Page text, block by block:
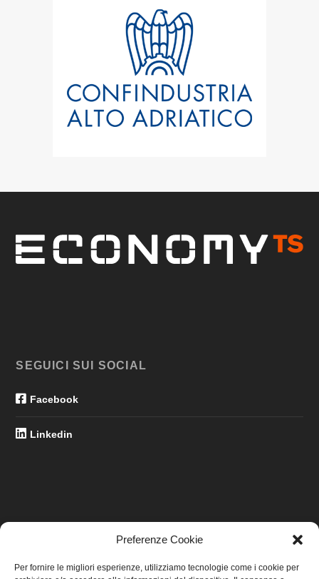
Preferenze Cookie
Per fornire le migliori esperienze, utilizziamo tecnologie come i cookie per
SEGUICI SUI SOCIAL
Facebook
Linkedin